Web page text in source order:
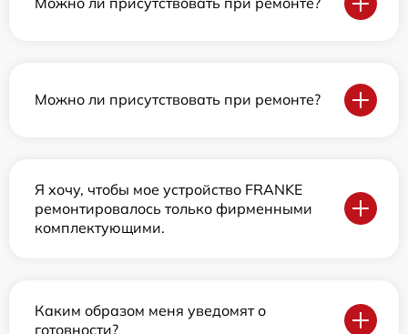
Можно ли присутствовать при ремонте?
Я хочу, чтобы мое устройство FRANKE
ремонтировалось только фирменными
комплектующими.
Каким образом меня уведомят о
готовности?